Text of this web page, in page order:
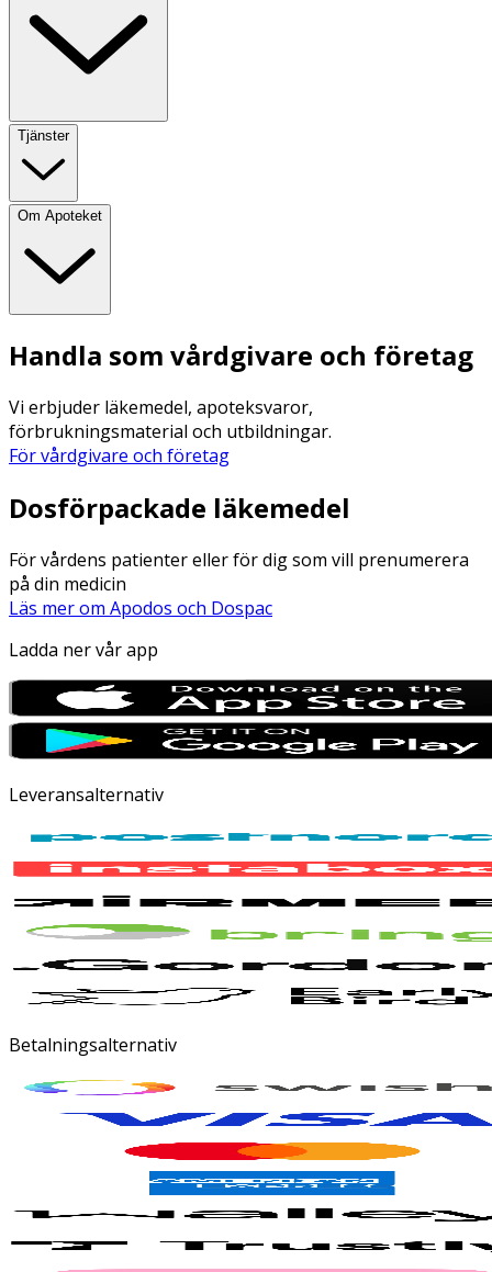
Tjänster
Om Apoteket
Handla som vårdgivare och företag
Vi erbjuder läkemedel, apoteksvaror,
förbrukningsmaterial och utbildningar.
För vårdgivare och företag
Dosförpackade läkemedel
För vårdens patienter eller för dig som vill prenumerera
på din medicin
Läs mer om Apodos och Dospac
Ladda ner vår app
Leveransalternativ
Betalningsalternativ